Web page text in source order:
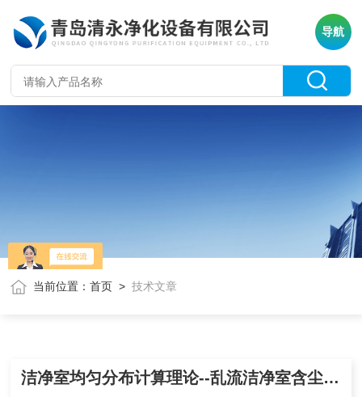
导航
当前位置：首页 >技术文章
洁净室均匀分布计算理论--乱流洁净室含尘浓度瞬时式